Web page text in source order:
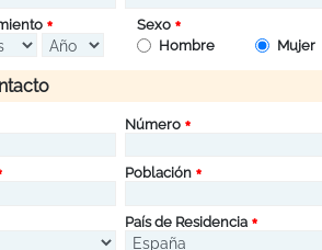
Sexo
Hombre
Mujer
Número
Población
País de Residencia